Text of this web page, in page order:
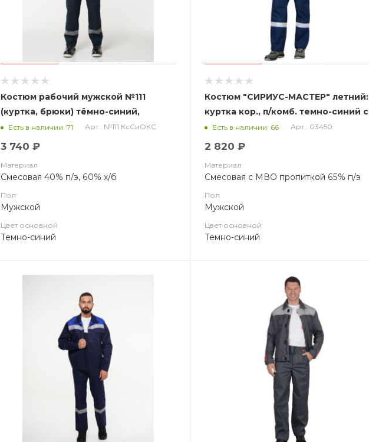
Костюм рабочий мужской №111
(куртка, брюки) тёмно-синий,
оранжевый кант, тк. Канвас СОП
Есть в наличии: 71 Арт.: №111.КсСиОКС
3 740 ₽
Материал
Смесовая 40% п/э, 60% х/б
Пол
Мужской
Цвет основной
Темно-синий
Костюм "СИРИУС-МАСТЕР" летний:
куртка кор., п/комб. темно-синий с
вас. с СОП (ЧЗ)
Есть в наличии: 66 Арт.: 03450
2 820 ₽
Материал
Смесовая с МВО пропиткой 65% п/э
Пол
Мужской
Цвет основной
Темно-синий